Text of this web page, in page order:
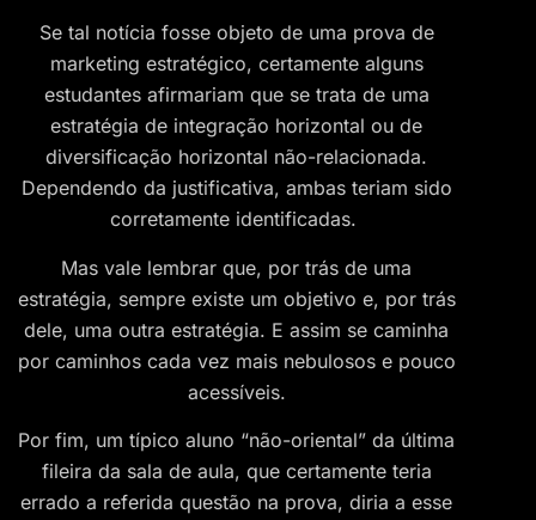
Se tal notícia fosse objeto de uma prova de
marketing estratégico, certamente alguns
estudantes afirmariam que se trata de uma
estratégia de integração horizontal ou de
diversificação horizontal não-relacionada.
Dependendo da justificativa, ambas teriam sido
corretamente identificadas.
Mas vale lembrar que, por trás de uma
estratégia, sempre existe um objetivo e, por trás
dele, uma outra estratégia. E assim se caminha
por caminhos cada vez mais nebulosos e pouco
acessíveis.
Por fim, um típico aluno “não-oriental” da última
fileira da sala de aula, que certamente teria
errado a referida questão na prova, diria a esse